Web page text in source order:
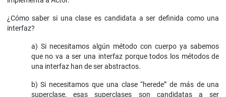
¿Cómo saber si una clase es candidata a ser definida como una
interfaz?
a) Si necesitamos algún método con cuerpo ya sabemos
que no va a ser una interfaz porque todos los métodos de
una interfaz han de ser abstractos.
b) Si necesitamos que una clase “herede” de más de una
superclase, esas superclases son candidatas a ser